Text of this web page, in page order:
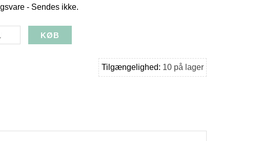
- Sendes ikke.
Tilgængelighed: 10 på lager